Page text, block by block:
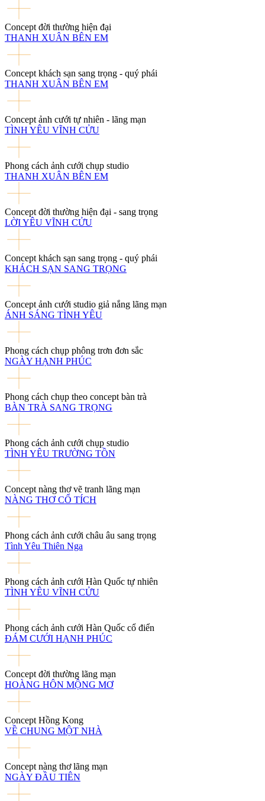
Concept đời thường hiện đại
THANH XUÂN BÊN EM
Concept khách sạn sang trọng - quý phái
THANH XUÂN BÊN EM
Concept ảnh cưới tự nhiên - lãng mạn
TÌNH YÊU VĨNH CỬU
Phong cách ảnh cưới chụp studio
THANH XUÂN BÊN EM
Concept đời thường hiện đại - sang trọng
LỜI YÊU VĨNH CỬU
Concept khách sạn sang trọng - quý phái
KHÁCH SẠN SANG TRỌNG
Concept ảnh cưới studio giả nắng lãng mạn
ÁNH SÁNG TÌNH YÊU
Phong cách chụp phông trơn đơn sắc
NGÀY HẠNH PHÚC
Phong cách chụp theo concept bàn trà
BÀN TRÀ SANG TRỌNG
Phong cách ảnh cưới chụp studio
TÌNH YÊU TRƯỜNG TỒN
Concept nàng thơ vẽ tranh lãng mạn
NÀNG THƠ CỔ TÍCH
Phong cách ảnh cưới châu âu sang trọng
Tình Yêu Thiên Nga
Phong cách ảnh cưới Hàn Quốc tự nhiên
TÌNH YÊU VĨNH CỬU
Phong cách ảnh cưới Hàn Quốc cổ điển
ĐÁM CƯỚI HẠNH PHÚC
Concept đời thường lãng mạn
HOÀNG HÔN MỘNG MƠ
Concept Hồng Kong
VỀ CHUNG MỘT NHÀ
Concept nàng thơ lãng mạn
NGÀY ĐẦU TIÊN